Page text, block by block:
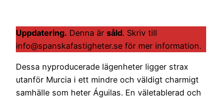
Uppdatering. Denna är såld. Skriv till
info@spanskafastigheter.se för mer information.
Dessa nyproducerade lägenheter ligger strax
utanför Murcia i ett mindre och väldigt charmigt
samhälle som heter Águilas. En väletablerad och